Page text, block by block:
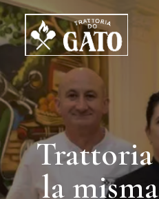
Trattoria
la